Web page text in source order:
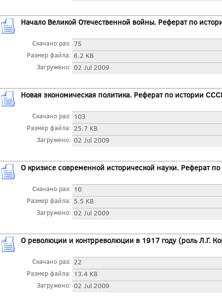
Начало Великой Отечественной войны. Реферат по
Скачано раз: 75
Размер файла: 6.2 KB
Загружено: 02 Jul 2009
Новая экономическая политика. Реферат по истории
Скачано раз: 103
Размер файла: 25.7 KB
Загружено: 02 Jul 2009
О кризисе современной исторической науки. Реферат
Скачано раз: 10
Размер файла: 5.5 KB
Загружено: 02 Jul 2009
О революции и контрреволюции в 1917 году (роль Л.Г.
Скачано раз: 22
Размер файла: 13.4 KB
Загружено: 02 Jul 2009